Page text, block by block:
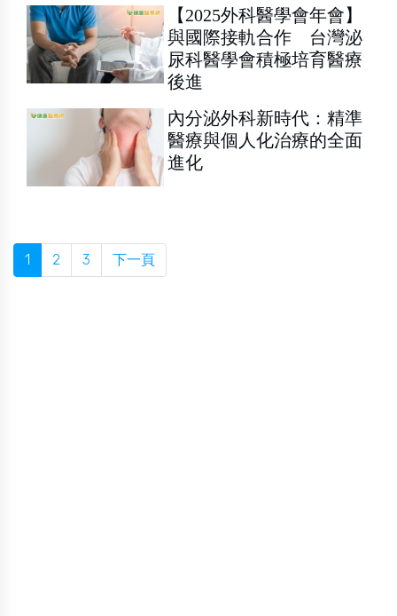
【2025外科醫學會年會】
與國際接軌合作 台灣泌
尿科醫學會積極培育醫療
後進
內分泌外科新時代：精準
醫療與個人化治療的全面
進化
1 2 3 下一頁